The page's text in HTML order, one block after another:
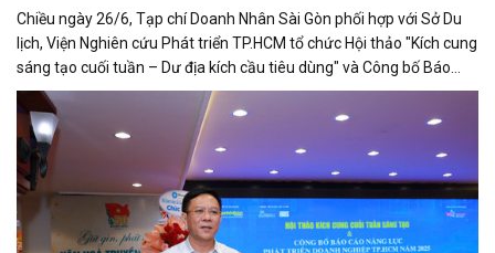
Chiều ngày 26/6, Tạp chí Doanh Nhân Sài Gòn phối hợp với Sở Du
lịch, Viện Nghiên cứu Phát triển TP.HCM tổ chức Hội thảo "Kích cung
sáng tạo cuối tuần – Dư địa kích cầu tiêu dùng" và Công bố Báo
cáo năng lực phát triển doanh nghiệp TP.HCM năm 2025. Trân
trọng giới thiệu phát biểu của ông Nguyễn Ngọc Hồi - Phó Giám đốc
Sở Văn hoá - Thể thao TP.HCM tại Hội thảo.